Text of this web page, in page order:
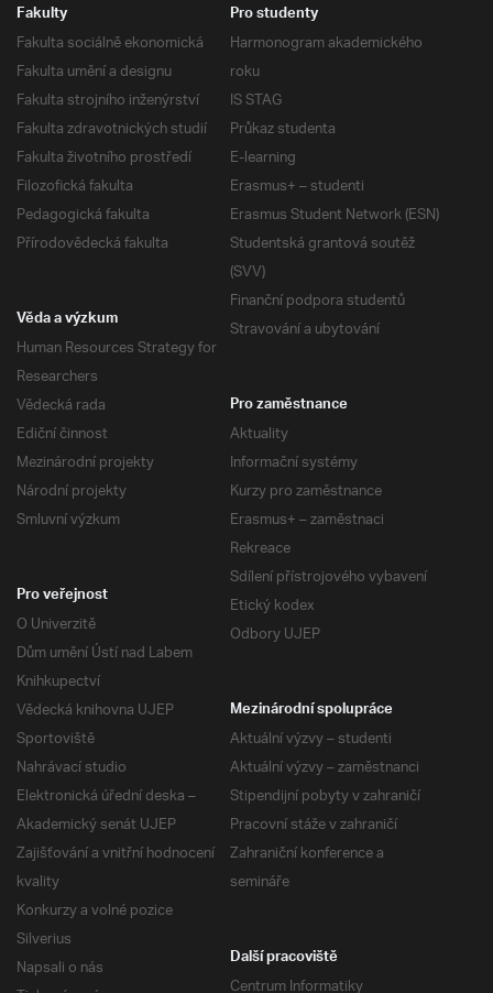
Fakulty
Fakulta sociálně ekonomická
Fakulta umění a designu
Fakulta strojního inženýrství
Fakulta zdravotnických studií
Fakulta životního prostředí
Filozofická fakulta
Pedagogická fakulta
Přírodovědecká fakulta
Pro studenty
Harmonogram akademického
roku
IS STAG
Průkaz studenta
E-learning
Erasmus+ – studenti
Erasmus Student Network (ESN)
Studentská grantová soutěž
(SVV)
Finanční podpora studentů
Stravování a ubytování
Věda a výzkum
Human Resources Strategy for
Researchers
Vědecká rada
Ediční činnost
Mezinárodní projekty
Národní projekty
Smluvní výzkum
Pro zaměstnance
Aktuality
Informační systémy
Kurzy pro zaměstnance
Erasmus+ – zaměstnaci
Rekreace
Sdílení přístrojového vybavení
Etický kodex
Odbory UJEP
Pro veřejnost
O Univerzitě
Dům umění Ústí nad Labem
Knihkupectví
Vědecká knihovna UJEP
Sportoviště
Nahrávací studio
Elektronická úřední deska –
Akademický senát UJEP
Zajišťování a vnitřní hodnocení
kvality
Konkurzy a volné pozice
Silverius
Napsali o nás
Mezinárodní spolupráce
Aktuální výzvy – studenti
Aktuální výzvy – zaměstnanci
Stipendijní pobyty v zahraničí
Pracovní stáže v zahraničí
Zahraniční konference a
semináře
Další pracoviště